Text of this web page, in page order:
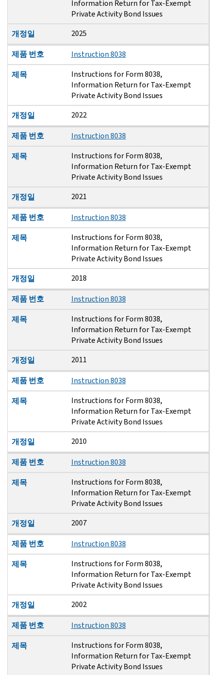
Information Return for Tax-Exempt
Private Activity Bond Issues
개정일
2025
제품 번호
Instruction 8038
제목
Instructions for Form 8038,
Information Return for Tax-Exempt
Private Activity Bond Issues
개정일
2022
제품 번호
Instruction 8038
제목
Instructions for Form 8038,
Information Return for Tax-Exempt
Private Activity Bond Issues
개정일
2021
제품 번호
Instruction 8038
제목
Instructions for Form 8038,
Information Return for Tax-Exempt
Private Activity Bond Issues
개정일
2018
제품 번호
Instruction 8038
제목
Instructions for Form 8038,
Information Return for Tax-Exempt
Private Activity Bond Issues
개정일
2011
제품 번호
Instruction 8038
제목
Instructions for Form 8038,
Information Return for Tax-Exempt
Private Activity Bond Issues
개정일
2010
제품 번호
Instruction 8038
제목
Instructions for Form 8038,
Information Return for Tax-Exempt
Private Activity Bond Issues
개정일
2007
제품 번호
Instruction 8038
제목
Instructions for Form 8038,
Information Return for Tax-Exempt
Private Activity Bond Issues
개정일
2002
제품 번호
Instruction 8038
제목
Instructions for Form 8038,
Information Return for Tax-Exempt
Private Activity Bond Issues